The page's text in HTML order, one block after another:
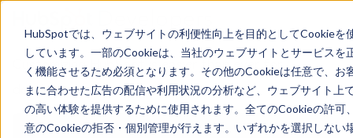
HubSpotでは、ウェブサイトの利便性向上を目的としてCookieを
しています。一部のCookieは、当社のウェブサイトとサービスを
く機能させるため必須となります。その他のCookieは任意で、お
まに合わせた広告の配信や利用状況の分析など、ウェブサイト上
の高い体験を提供するために使用されます。全てのCookieの許可
意のCookieの拒否・個別管理が行えます。いずれかを選択しない
Customizing HubSpot is easier than ever for
developers.
Find out more